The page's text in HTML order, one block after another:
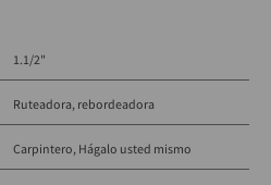
1.1/2"
Ruteadora, rebordeadora
Carpintero Hágalo usted mismo